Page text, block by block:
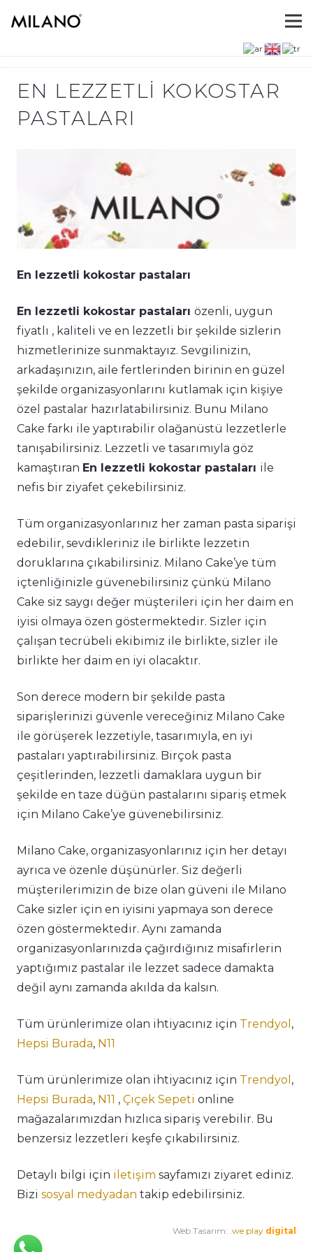
EN LEZZETLI KOKOSTAR
PASTALARI
En lezzetli kokostar pastaları
En lezzetli kokostar pastaları özenli, uygun
fiyatlı , kaliteli ve en lezzetli bir şekilde sizlerin
hizmetlerinize sunmaktayız. Sevgilinizin,
arkadaşınızın, aile fertlerinden birinin en güzel
şekilde organizasyonlarını kutlamak için kişiye
özel pastalar hazırlatabilirsiniz. Bunu Milano
Cake farkı ile yaptırabilir olağanüstü lezzetlerle
tanışabilirsiniz. Lezzetli ve tasarımıyla göz
kamaştıran En lezzetli kokostar pastaları ile
nefis bir ziyafet çekebilirsiniz.
Tüm organizasyonlarınız her zaman pasta siparişi
edebilir, sevdikleriniz ile birlikte lezzetin
doruklarına çıkabilirsiniz. Milano Cake’ye tüm
içtenliğinizle güvenebilirsiniz çünkü Milano
Cake siz saygı değer müşterileri için her daim en
iyisi olmaya özen göstermektedir. Sizler için
çalışan tecrübeli ekibimiz ile birlikte, sizler ile
birlikte her daim en iyi olacaktır.
Son derece modern bir şekilde pasta
siparişlerinizi güvenle vereceğiniz Milano Cake
ile görüşerek lezzetiyle, tasarımıyla, en iyi
pastaları yaptırabilirsiniz. Birçok pasta
çeşitlerinden, lezzetli damaklara uygun bir
şekilde en taze düğün pastalarını sipariş etmek
için Milano Cake’ye güvenebilirsiniz.
Milano Cake, organizasyonlarınız için her detayı
ayrıca ve özenle düşünürler. Siz değerli
müşterilerimizin de bize olan güveni ile Milano
Cake sizler için en iyisini yapmaya son derece
özen göstermektedir. Aynı zamanda
organizasyonlarınızda çağırdığınız misafirlerin
yaptığımız pastalar ile lezzet sadece damakta
değil aynı zamanda akılda da kalsın.
Tüm ürünlerimize olan ihtiyacınız için Trendyol ,
Hepsi Burada, N11
Tüm ürünlerimize olan ihtiyacınız için Trendyol ,
Hepsi Burada, N11 , Çiçek Sepeti online
mağazalarımızdan hızlıca sipariş verebilir. Bu
benzersiz lezzetleri keşfe çıkabilirsiniz.
Detaylı bilgi için iletişim sayfamızı ziyaret ediniz.
Bizi sosyal medyadan takip edebilirsiniz.
Web Tasarım: .we play digital